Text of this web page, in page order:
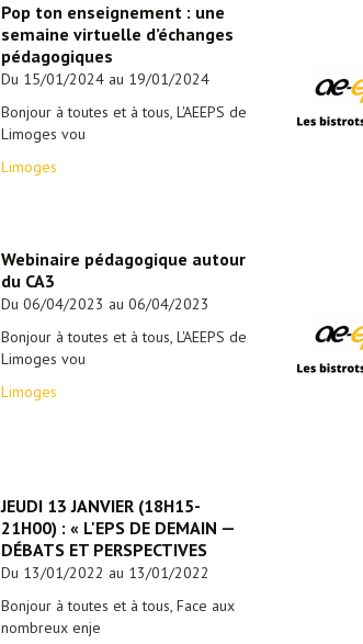
Pop ton enseignement : une
semaine virtuelle d’échanges
pédagogiques
Du 15/01/2024 au 19/01/2024
Bonjour à toutes et à tous, L'AEEPS de
Limoges vou
Limoges
Webinaire pédagogique autour
du CA3
Du 06/04/2023 au 06/04/2023
Bonjour à toutes et à tous, L'AEEPS de
Limoges vou
Limoges
JEUDI 13 JANVIER (18H15-
21H00) : « L'EPS DE DEMAIN —
DÉBATS ET PERSPECTIVES
Du 13/01/2022 au 13/01/2022
Bonjour à toutes et à tous, Face aux
nombreux enje